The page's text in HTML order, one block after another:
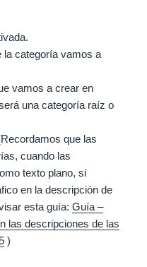
la categoría vamos a
vamos a crear en
una categoría raíz o
que las
cuando las
texto plano, si
en la descripción de
esta guía:Guía –
las descripciones de las
)